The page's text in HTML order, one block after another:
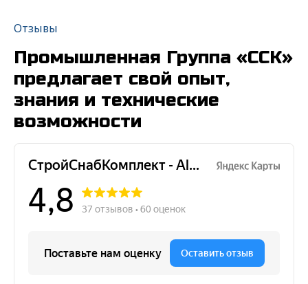
Отзывы
Промышленная Группа «ССК»
предлагает свой опыт,
знания и технические
возможности